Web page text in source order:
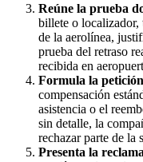
Reúne la prueba
billete o localizador,
de la aerolínea,
prueba del retraso
recibida en
Formula la
compensación
asistencia o el
sin detalle, la
rechazar parte de la
Presenta la